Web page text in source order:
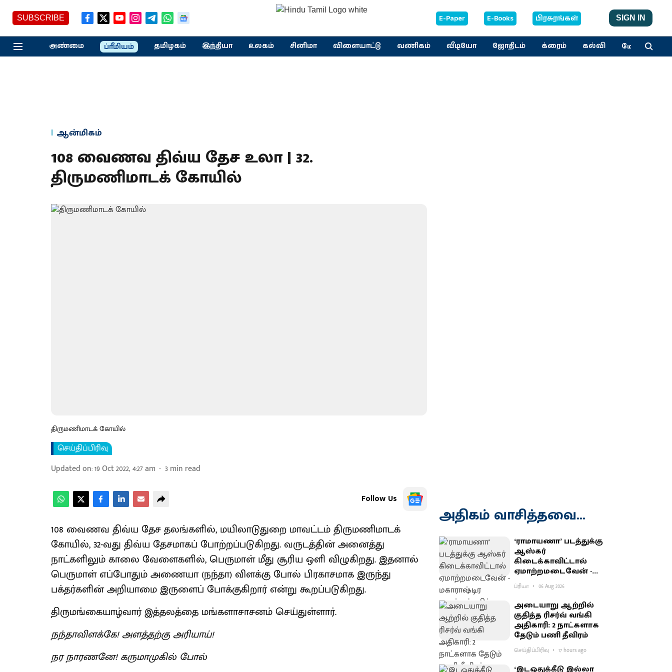
SUBSCRIBE E-Paper E-Books பிரசுரங்கள் SIGN IN
அண்மை ப்ரீமியம் தமிழகம் இந்தியா உலகம் சினிமா விளையாட்டு வணிகம் வீடியோ ஜோதிடம் க்ரைம் கல்வி மேலும்
ஆன்மிகம்
108 வைணவ திவ்ய தேச உலா | 32.
திருமணிமாடக் கோயில்
திருமணிமாடக் கோயில்
செய்திப்பிரிவு
Updated on:19 Oct 2022, 4:27 am 3min read
Follow Us
108 வைணவ திவ்ய தேச தலங்களில், மயிலாடுதுறை மாவட்டம் திருமணிமாடக்
கோயில், 32-வது திவ்ய தேசமாகப் போற்றப்படுகிறது. வருடத்தின் அனைத்து
நாட்களிலும் காலை வேளைகளில், பெருமாள் மீது சூரிய ஒளி விழுகிறது. இதனால்
பெருமாள் எப்போதும் அணையா (நந்தா) விளக்கு போல் பிரகாசமாக இருந்து
பக்தர்களின் அறியாமை இருளைப் போக்குகிறார் என்று கூறப்படுகிறது.
திருமங்கையாழ்வார் இத்தலத்தை மங்களாசாசனம் செய்துள்ளார்.
நந்தாவிளக்கே! அளத்தற்கு அரியாய்!
நர நாரணனே! கருமாமுகில் போல்
அதிகம் வாசித்தவை...
‘ராமாயணா’ படத்துக்கு
ஆஸ்கர்
கிடைக்காவிட்டால்
ஏமாற்றமடைவேன் -
மகாராஷ்டிர முதல்வர்
பகிர்வு
ப்ரியா 06 Aug 2026
அடையாறு ஆற்றில்
குதித்த ரிசர்வ் வங்கி
அதிகாரி: 2 நாட்களாக
தேடும் பணி தீவிரம்
செய்திப்பிரிவு 17 hours ago
‘இடஒதுக்கீடு இல்லா